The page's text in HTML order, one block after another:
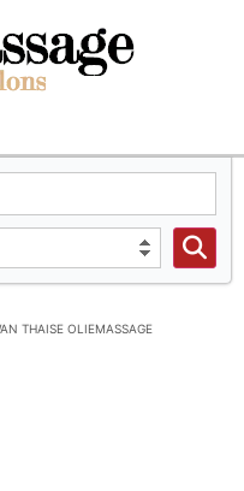
THAISE OLIEMASSAGE